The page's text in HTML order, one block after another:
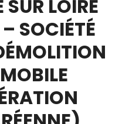
LOIRE
SOCIÉTÉ